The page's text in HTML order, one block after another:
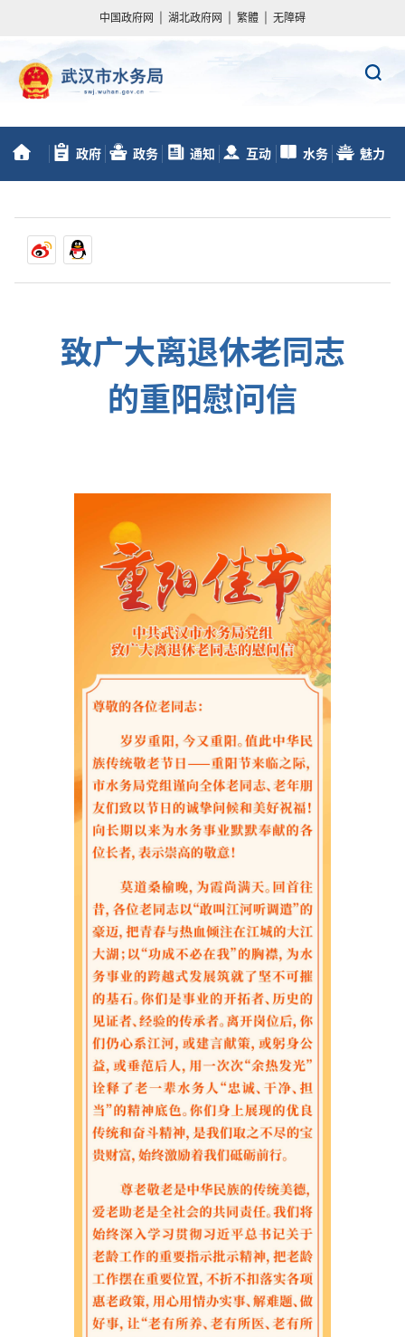
中国政府网 湖北政府网 繁體 无障碍
政府 政务 通知 互动 水务 魅力
致广大离退休老同志
的重阳慰问信